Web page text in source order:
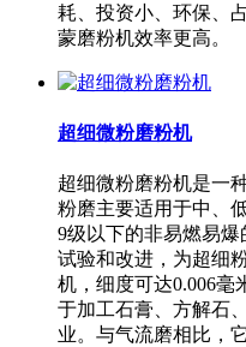
耗、投资小、环保、
蒙磨粉机效率更高。
超细微粉磨粉机
超细微粉磨粉机是一
粉磨主要适用于中、
9级以下的非易燃易
试验和改进，为超细
机，细度可达0.006毫
于加工石膏、方解石
业。与气流磨相比，